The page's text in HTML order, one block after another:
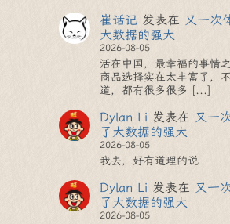
崔话记 发表在 又一次
大数据的强大
2026-08-05
活在中国，最幸福的事情
商品选择实在太丰富了，
道，都有很多很多 [...]
Dylan Li 发表在 又一
了大数据的强大
2026-08-05
我去，好有道理的说
Dylan Li 发表在 又一
了大数据的强大
2026-08-05